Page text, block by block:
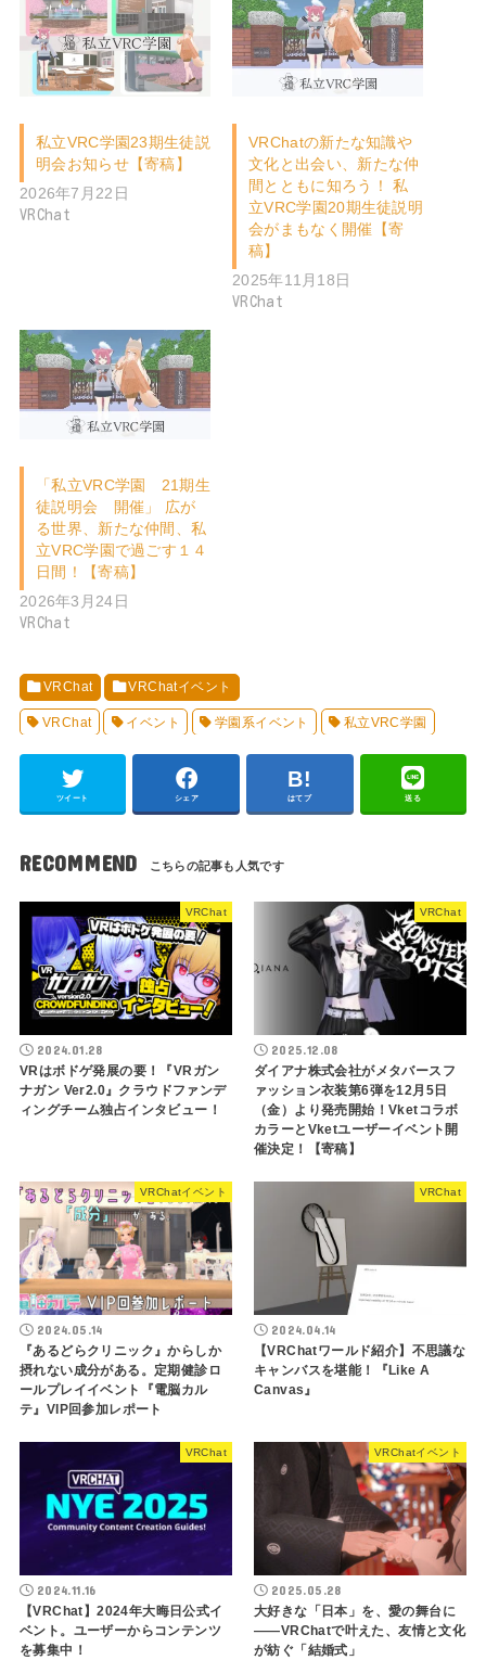
私立VRC学園23期生徒説
明会お知らせ【寄稿】
2026年7月22日
VRChat
VRChatの新たな知識や
文化と出会い、新たな仲
間とともに知ろう！ 私
立VRC学園20期生徒説明
会がまもなく開催【寄
稿】
2025年11月18日
VRChat
「私立VRC学園 21期生
徒説明会 開催」 広が
る世界、新たな仲間、私
立VRC学園で過ごす１４
日間！【寄稿】
2026年3月24日
VRChat
VRChat VRChatイベント
VRChat イベント 学園系イベント 私立VRC学園
ツイート シェア はてブ 送る
RECOMMEND
VRChat
2024.01.28
VRはボドゲ発展の要！『VRガン
ナガン Ver2.0』クラウドファンデ
ィングチーム独占インタビュー！
VRChat
2025.12.08
ダイアナ株式会社がメタバースフ
ァッション衣装第6弾を12月5日
（金）より発売開始！Vketコラボ
カラーとVketユーザーイベント開
催決定！【寄稿】
VRChatイベント
2024.05.14
『あるどらクリニック』からしか
摂れない成分がある。定期健診ロ
ールプレイイベント『電脳カル
テ』VIP回参加レポート
VRChat
2024.04.14
【VRChatワールド紹介】不思議な
キャンバスを堪能！『Like A
Canvas』
VRChat
2024.11.16
【VRChat】2024年大晦日公式イ
ベント。ユーザーからコンテンツ
を募集中！
VRChatイベント
2025.05.28
大好きな「日本」を、愛の舞台に
——VRChatで叶えた、友情と文化
が紡ぐ「結婚式」